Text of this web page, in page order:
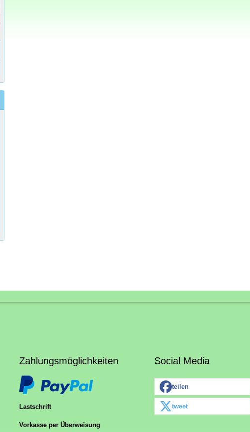
Zahlungsmöglichkeiten
Lastschrift
Vorkasse per Überweisung
Social Media
teilen
tweet